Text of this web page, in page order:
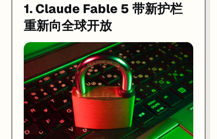
1. Claude Fable 5 带新护栏
重新向全球开放